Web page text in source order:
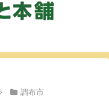
調布市